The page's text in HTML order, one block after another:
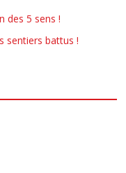
des 5 sens !
sentiers battus !